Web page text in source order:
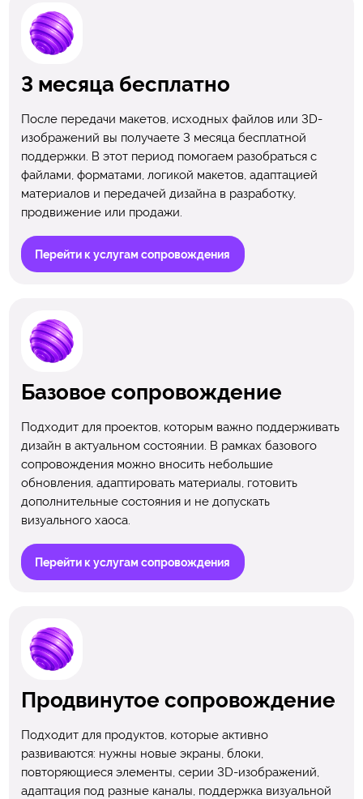
3 месяца бесплатно
После передачи макетов, исходных файлов или 3D-
изображений вы получаете 3 месяца бесплатной
поддержки. В этот период помогаем разобраться с
файлами, форматами, логикой макетов, адаптацией
материалов и передачей дизайна в разработку,
продвижение или продажи.
Перейти к услугам сопровождения
Базовое сопровождение
Подходит для проектов, которым важно поддерживать
дизайн в актуальном состоянии. В рамках базового
сопровождения можно вносить небольшие
обновления, адаптировать материалы, готовить
дополнительные состояния и не допускать
визуального хаоса.
Перейти к услугам сопровождения
Продвинутое сопровождение
Подходит для продуктов, которые активно
развиваются: нужны новые экраны, блоки,
повторяющиеся элементы, серии 3D-изображений,
адаптация под разные каналы, поддержка визуальной